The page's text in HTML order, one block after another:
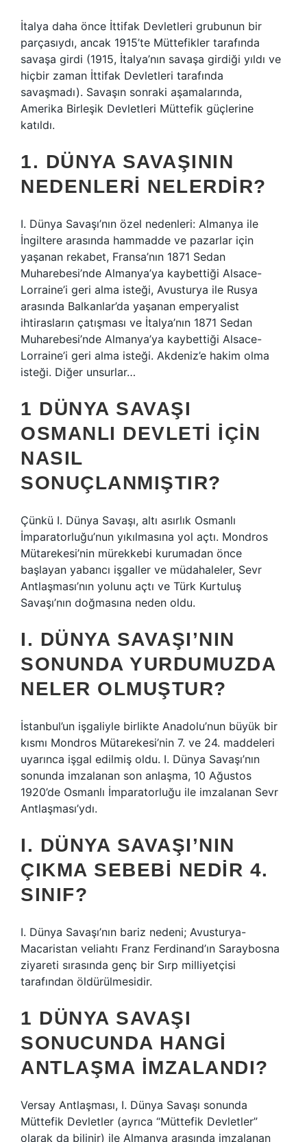
İtalya daha önce İttifak Devletleri grubunun bir
parçasıydı, ancak 1915’te Müttefikler tarafında
savaşa girdi (1915, İtalya’nın savaşa girdiği yıldı ve
hiçbir zaman İttifak Devletleri tarafında
savaşmadı). Savaşın sonraki aşamalarında,
Amerika Birleşik Devletleri Müttefik güçlerine
katıldı.
1. DÜNYA SAVAŞININ
NEDENLERI NELERDIR?
I. Dünya Savaşı’nın özel nedenleri: Almanya ile
İngiltere arasında hammadde ve pazarlar için
yaşanan rekabet, Fransa’nın 1871 Sedan
Muharebesi’nde Almanya’ya kaybettiği Alsace-
Lorraine’i geri alma isteği, Avusturya ile Rusya
arasında Balkanlar’da yaşanan emperyalist
ihtirasların çatışması ve İtalya’nın 1871 Sedan
Muharebesi’nde Almanya’ya kaybettiği Alsace-
Lorraine’i geri alma isteği. Akdeniz’e hakim olma
isteği. Diğer unsurlar…
1 DÜNYA SAVAŞI
OSMANLI DEVLETI IÇIN
NASIL
SONUÇLANMIŞTIR?
Çünkü I. Dünya Savaşı, altı asırlık Osmanlı
İmparatorluğu’nun yıkılmasına yol açtı. Mondros
Mütarekesi’nin mürekkebi kurumadan önce
başlayan yabancı işgaller ve müdahaleler, Sevr
Antlaşması’nın yolunu açtı ve Türk Kurtuluş
Savaşı’nın doğmasına neden oldu.
I. DÜNYA SAVAŞI’NIN
SONUNDA YURDUMUZDA
NELER OLMUŞTUR?
İstanbul’un işgaliyle birlikte Anadolu’nun büyük bir
kısmı Mondros Mütarekesi’nin 7. ve 24. maddeleri
uyarınca işgal edilmiş oldu. I. Dünya Savaşı’nın
sonunda imzalanan son anlaşma, 10 Ağustos
1920’de Osmanlı İmparatorluğu ile imzalanan Sevr
Antlaşması’ydı.
I. DÜNYA SAVAŞI’NIN
ÇIKMA SEBEBI NEDIR 4.
SINIF?
I. Dünya Savaşı’nın bariz nedeni; Avusturya-
Macaristan veliahtı Franz Ferdinand’ın Saraybosna
ziyareti sırasında genç bir Sırp milliyetçisi
tarafından öldürülmesidir.
1 DÜNYA SAVAŞI
SONUCUNDA HANGI
ANTLAŞMA IMZALANDI?
Versay Antlaşması, I. Dünya Savaşı sonunda
Müttefik Devletler (ayrıca “Müttefik Devletler”
olarak da bilinir) ile Almanya arasında imzalanan